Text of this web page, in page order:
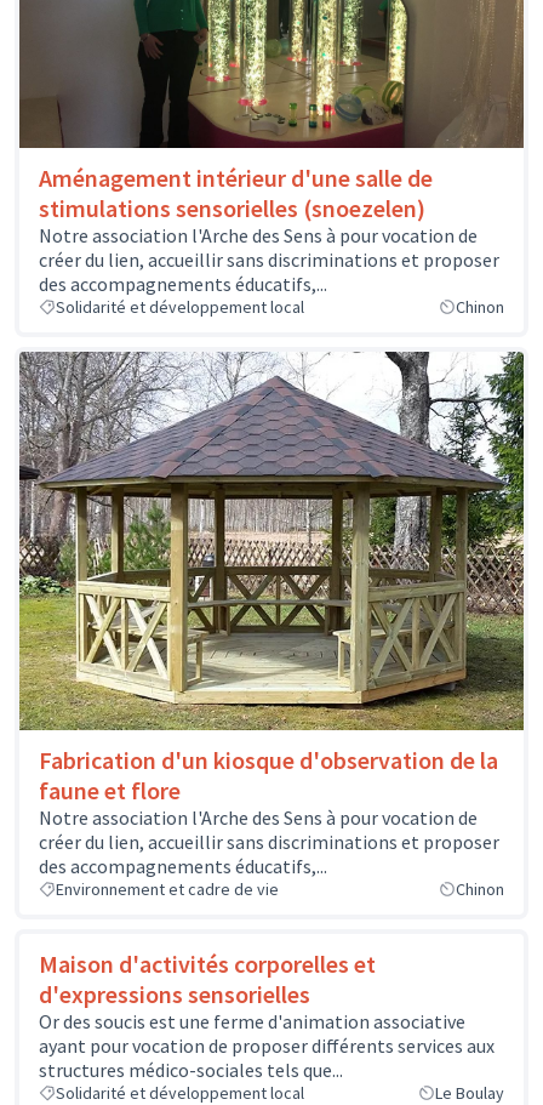
Aménagement intérieur d'une salle de
stimulations sensorielles (snoezelen)
Notre association l'Arche des Sens à pour vocation de
créer du lien, accueillir sans discriminations et proposer
des accompagnements éducatifs,...
Solidarité et développement local Chinon
Fabrication d'un kiosque d'observation de la
faune et flore
Notre association l'Arche des Sens à pour vocation de
créer du lien, accueillir sans discriminations et proposer
des accompagnements éducatifs,...
Environnement et cadre de vie Chinon
Maison d'activités corporelles et
d'expressions sensorielles
Or des soucis est une ferme d'animation associative
ayant pour vocation de proposer différents services aux
structures médico-sociales tels que...
Solidarité et développement local Le Boulay